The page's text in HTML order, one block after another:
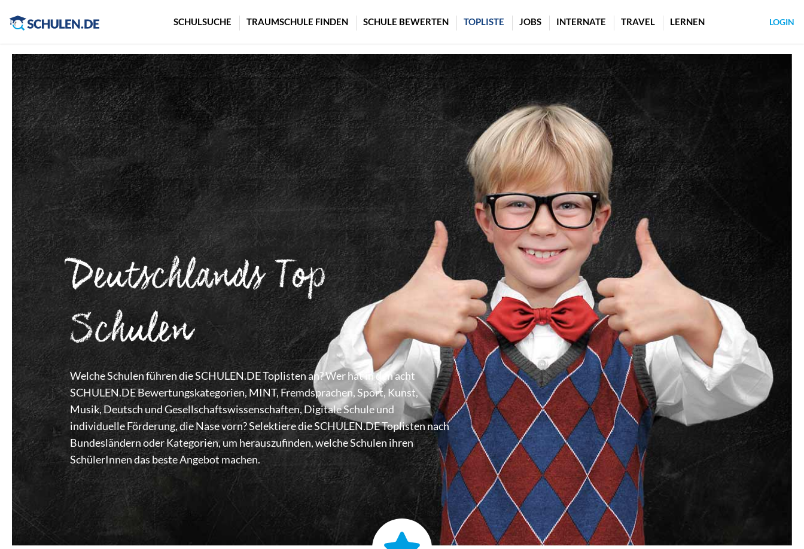
SCHULSUCHE TRAUMSCHULE FINDEN SCHULE BEWERTEN TOPLISTE JOBS INTERNATE TRAVEL LERNEN LOGIN
Deutschlands Top
Schulen
Welche Schulen führen die SCHULEN.DE Toplisten an? Wer hat in den acht
SCHULEN.DE Bewertungskategorien, MINT, Fremdsprachen, Sport, Kunst,
Musik, Deutsch und Gesellschaftswissenschaften, Digitale Schule und
individuelle Förderung, die Nase vorn? Selektiere die SCHULEN.DE Toplisten nach
Bundesländern oder Kategorien, um herauszufinden, welche Schulen ihren
SchülerInnen das beste Angebot machen.